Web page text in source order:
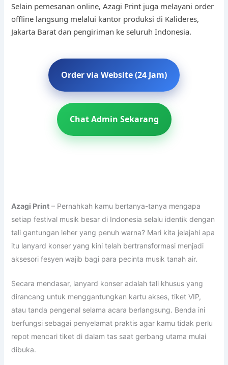
Selain pemesanan online, Azagi Print juga melayani order
offline langsung melalui kantor produksi di Kalideres,
Jakarta Barat dan pengiriman ke seluruh Indonesia.
Order via Website (24 Jam)
Chat Admin Sekarang
Azagi Print– Pernahkah kamu bertanya-tanya mengapa
setiap festival musik besar di Indonesia selalu identik dengan
tali gantungan leher yang penuh warna? Mari kita jelajahi apa
itu lanyard konser yang kini telah bertransformasi menjadi
aksesori fesyen wajib bagi para pecinta musik tanah air.
Secara mendasar, lanyard konser adalah tali khusus yang
dirancang untuk menggantungkan kartu akses, tiket VIP,
atau tanda pengenal selama acara berlangsung. Benda ini
berfungsi sebagai penyelamat praktis agar kamu tidak perlu
repot mencari tiket di dalam tas saat gerbang utama mulai
dibuka.